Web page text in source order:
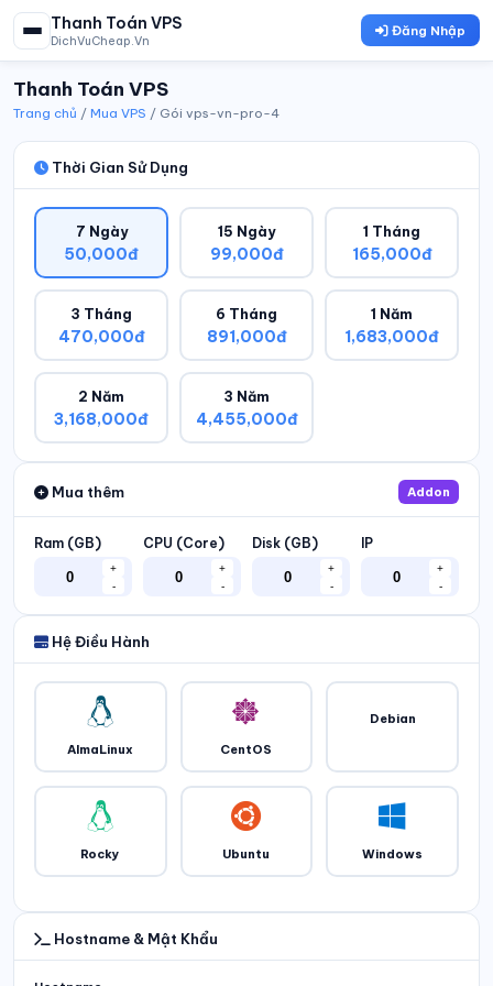
Thanh Toán VPS
DichVuCheap.Vn
Đăng Nhập
Thanh Toán VPS
Trang chủ / Mua VPS / Gói vps-vn-pro-4
Thời Gian Sử Dụng
7 Ngày
50,000đ
15 Ngày
99,000đ
1 Tháng
165,000đ
3 Tháng
470,000đ
6 Tháng
891,000đ
1 Năm
1,683,000đ
2 Năm
3,168,000đ
3 Năm
4,455,000đ
Mua thêm Addon
Ram (GB)
+
-
CPU (Core)
+
-
Disk (GB)
+
-
IP
+
-
Hệ Điều Hành
AlmaLinux CentOS
Debian
Rocky Ubuntu Windows
Hostname & Mật Khẩu